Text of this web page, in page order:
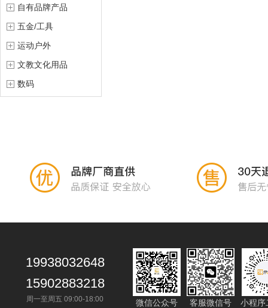
自有品牌产品
五金/工具
运动户外
文教文化用品
数码
19938032648
15902883218
周一至周五 09:00-18:00 微信公众号 客服微信号 小程序